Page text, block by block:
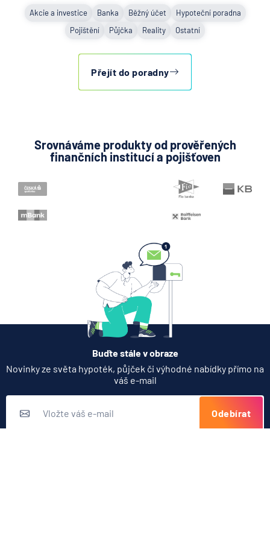
Akcie a investice Banka Běžný účet
Hypoteční poradna
Pojištění
Půjčka Reality Ostatní
Přejít do poradny
Srovnáváme produkty od prověřených
finančních institucí a pojišťoven
Buďte stále v obraze
Novinky ze světa hypoték, půjček či výhodné nabídky přímo na
váš e-mail
Odebírat